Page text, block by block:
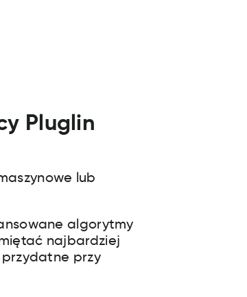
Pluglin
lub
algorytmy
najbardziej
przydatne przy